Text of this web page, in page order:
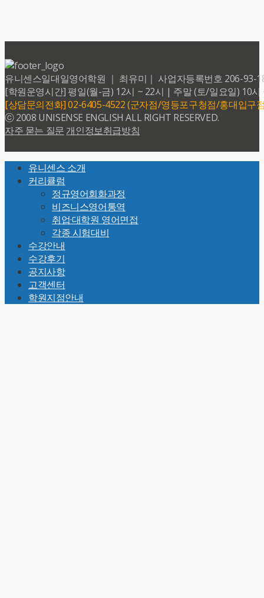
유니센스일대일영어학원 ｜ 최유미｜ 사업자등록번호 206-93-
[학원운영시간] 평일(월-금) 12시 ~ 22시 | 주말 (토/일요일) 10시
[상담문의전화] 02-6405-4522 (군자점/영등포구청점/홍대입구
ⓒ 2008 UNISENSE ENGLISH ALL RIGHT RESERVED.
자주 묻는 질문 개인정보취급방침
Top
유니센스 소개
커리큘럼
정규영어회화과정
비즈니스영어통역
취업·대학원 영어면접
각종 시험대비
수강안내
수강후기
공지사항
고객센터
학원지점안내